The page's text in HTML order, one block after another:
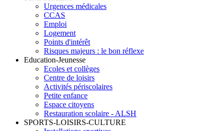
Urgences médicales
CCAS
Emploi
Logement
Points d'intérêt
Risques majeurs : le bon réflexe
Education-Jeunesse
Ecoles et collèges
Centre de loisirs
Activités périscolaires
Petite enfance
Espace citoyens
Restauration scolaire - ALSH
SPORTS-LOISIRS-CULTURE